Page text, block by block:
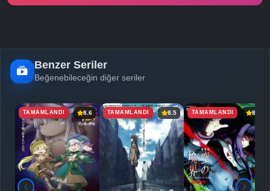
Benzer Seriler
Beğenebileceğin diğer seriler
TAMAMLANDI 8.6 TAMAMLANDI 8.5 TAMAMLANDI 8.0